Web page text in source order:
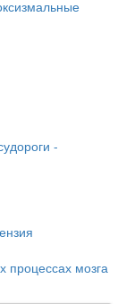
-
процессах мозга